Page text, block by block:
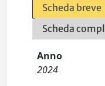
Scheda breve
Scheda
Anno
2024